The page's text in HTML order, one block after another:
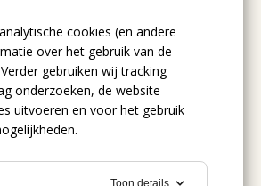
cookies (en andere
over het gebruik van de
gebruiken wij tracking
onderzoeken, de website
uitvoeren en voor het gebruik
Toon details